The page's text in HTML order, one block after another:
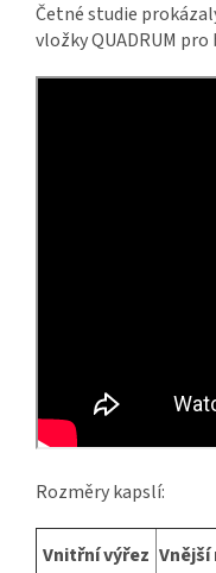
Četné studie
vložky QUADRUM
Rozměry kapslí:
Vnitřní výřez